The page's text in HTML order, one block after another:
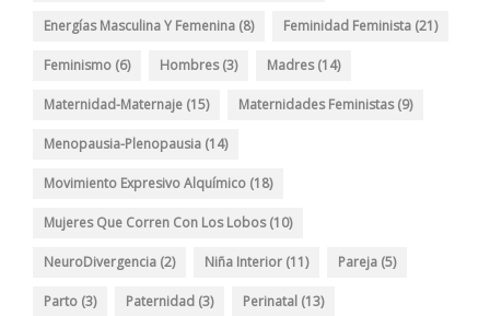
Energías Masculina Y Femenina (8) Feminidad Feminista (21)
Feminismo (6) Hombres(3) Madres(14)
Maternidad-Maternaje (15) Maternidades Feministas(9)
Menopausia-Plenopausia (14)
Movimiento Expresivo Alquímico (18)
Mujeres Que Corren Con Los Lobos(10)
NeuroDivergencia (2) Niña Interior (11) Pareja (5)
Parto (3) Paternidad (3) Perinatal (13)